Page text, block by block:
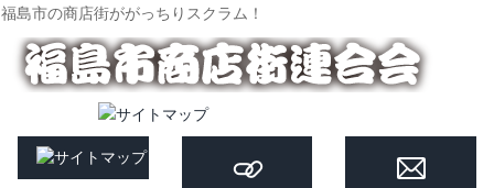
福島市の商店街ががっちりスクラム！